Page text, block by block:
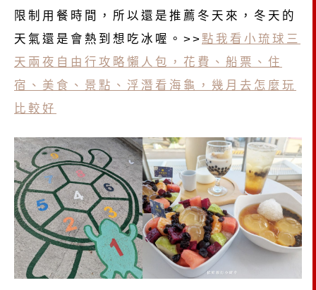
限制用餐時間，所以還是推薦冬天來，冬天的
天氣還是會熱到想吃冰喔。>> 點我看小琉球三
天兩夜自由行攻略懶人包，花費、船票、住
宿、美食、景點、浮潛看海龜，幾月去怎麼玩
比較好